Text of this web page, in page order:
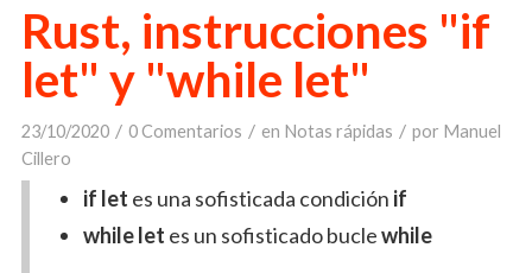
Rust, instrucciones "if
let" y "while let"
23/10/2020 / 0 Comentarios / en Notas rápidas / por Manuel
Cillero
if let es una sofisticada condición if
while let es un sofisticado buclewhile